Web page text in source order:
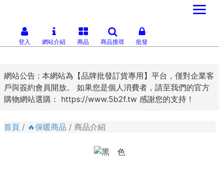
網站公告 : 本網站為【品牌批發訂貨專用】平台，僅對企業客
戶與簽約會員開放。 如果您是個人消費者，請至我們的官方
購物網站選購： https://www.5b2f.tw 感謝您的支持！
登入 網站介紹 商品 商品搜尋 批發
首頁 🔥保暖商品 商品介紹